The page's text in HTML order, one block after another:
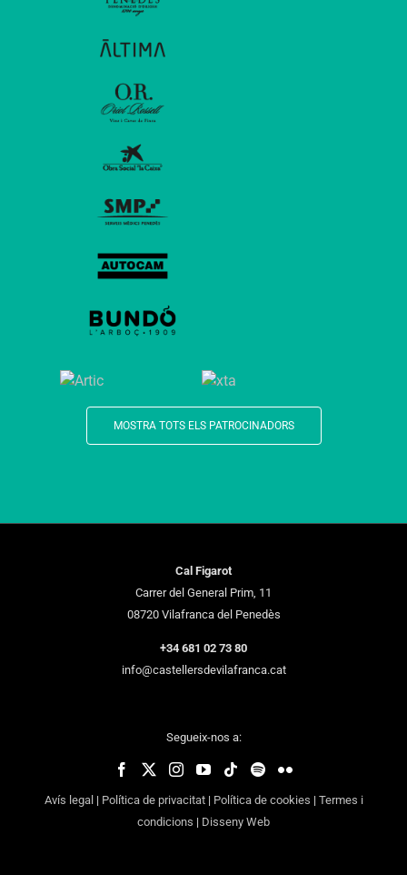
MOSTRA TOTS ELS PATROCINADORS
Cal Figarot
Carrer del General Prim, 11
08720 Vilafranca del Penedès
+34 681 02 73 80
info@castellersdevilafranca.cat
Segueix-nos a:
Avís legal | Política de privacitat| Política de cookies | Termes i
condicions | Disseny Web